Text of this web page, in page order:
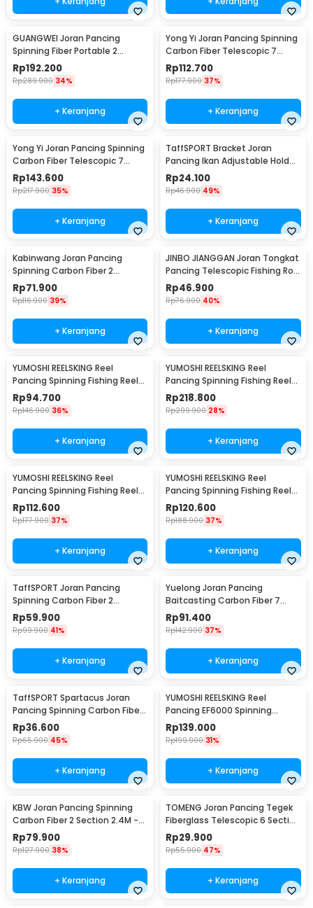
GUANGWEI Joran Pancing
Spinning Fiber Portable 2
Section 1.27M - DZZH-1
Rp192.200
Rp289.900 34%
+ Keranjang
Yong Yi Joran Pancing Spinning
Carbon Fiber Telescopic 7
Section 1.8M - LF9-07
Rp112.700
Rp177.900 37%
+ Keranjang
Yong Yi Joran Pancing Spinning
Carbon Fiber Telescopic 7
Section 2.4M - LF9-07
Rp143.600
Rp217.900 35%
+ Keranjang
TaffSPORT Bracket Joran
Pancing Ikan Adjustable Holder
1.7M - V-003
Rp24.100
Rp46.900 49%
+ Keranjang
Kabinwang Joran Pancing
Spinning Carbon Fiber 2
Section 2.1M 2.1M - KB361
Rp71.900
Rp116.900 39%
+ Keranjang
JINBO JIANGGAN Joran Tongkat
Pancing Telescopic Fishing Rod
1.5M - S6
Rp46.900
Rp76.900 40%
+ Keranjang
YUMOSHI REELSKING Reel
Pancing Spinning Fishing Reel
5.5:1 1000 - EF1000
Rp94.700
Rp146.900 36%
+ Keranjang
YUMOSHI REELSKING Reel
Pancing Spinning Fishing Reel
4.1:1 9000 - EF9000
Rp218.800
Rp299.900 28%
+ Keranjang
YUMOSHI REELSKING Reel
Pancing Spinning Fishing Reel
5.5:1 3000 - EF3000
Rp112.600
Rp177.900 37%
+ Keranjang
YUMOSHI REELSKING Reel
Pancing Spinning Fishing Reel
5.2:1 5000 - EF5000
Rp120.600
Rp188.900 37%
+ Keranjang
TaffSPORT Joran Pancing
Spinning Carbon Fiber 2
Section 1.8M - TM0156
Rp59.900
Rp99.900 41%
+ Keranjang
Yuelong Joran Pancing
Baitcasting Carbon Fiber 7
Section Telescopic 3.3M 7
Section
Rp91.400
Rp142.900 37%
+ Keranjang
TaffSPORT Spartacus Joran
Pancing Spinning Carbon Fiber
2 Section 1.8M - 180
Rp36.600
Rp65.900 45%
+ Keranjang
YUMOSHI REELSKING Reel
Pancing EF6000 Spinning
Fishing Reel 5.2:1 6000 - EF6000
Rp139.000
Rp199.900 31%
+ Keranjang
KBW Joran Pancing Spinning
Carbon Fiber 2 Section 2.4M -
KBW01
Rp79.900
Rp127.900 38%
+ Keranjang
TOMENG Joran Pancing Tegek
Fiberglass Telescopic 6 Section
3.8M - JW380
Rp29.900
Rp55.900 47%
+ Keranjang